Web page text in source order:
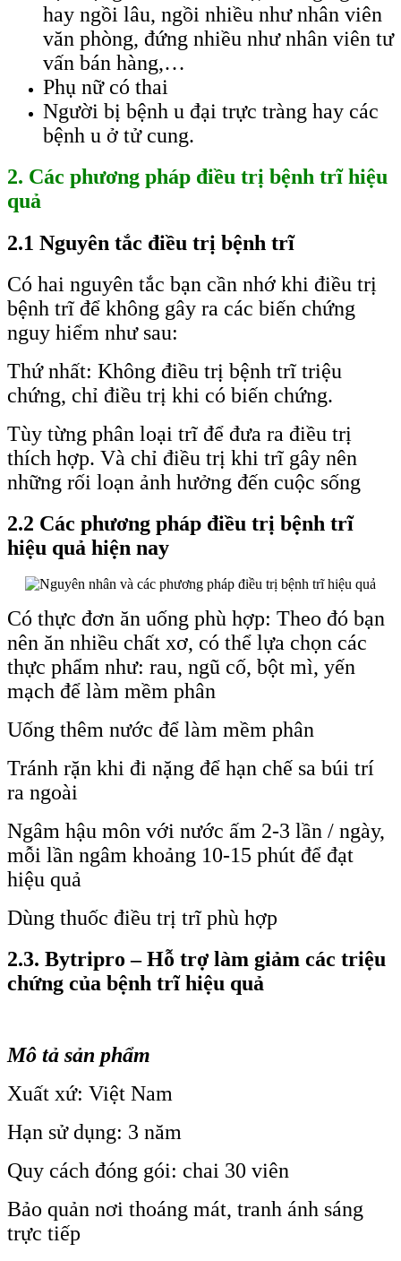
hay ngồi lâu, ngồi nhiều như nhân viên
văn phòng, đứng nhiều như nhân viên tư
vấn bán hàng,…
Phụ nữ có thai
Người bị bệnh u đại trực tràng hay các
bệnh u ở tử cung.
2. Các phương pháp điều trị bệnh trĩ hiệu
quả
2.1 Nguyên tắc điều trị bệnh trĩ
Có hai nguyên tắc bạn cần nhớ khi điều trị
bệnh trĩ để không gây ra các biến chứng
nguy hiểm như sau:
Thứ nhất: Không điều trị bệnh trĩ triệu
chứng, chỉ điều trị khi có biến chứng.
Tùy từng phân loại trĩ để đưa ra điều trị
thích hợp. Và chỉ điều trị khi trĩ gây nên
những rối loạn ảnh hưởng đến cuộc sống
2.2 Các phương pháp điều trị bệnh trĩ
hiệu quả hiện nay
Có thực đơn ăn uống phù hợp: Theo đó bạn
nên ăn nhiều chất xơ, có thể lựa chọn các
thực phẩm như: rau, ngũ cố, bột mì, yến
mạch để làm mềm phân
Uống thêm nước để làm mềm phân
Tránh rặn khi đi nặng để hạn chế sa búi trí
ra ngoài
Ngâm hậu môn với nước ấm 2-3 lần / ngày,
mỗi lần ngâm khoảng 10-15 phút để đạt
hiệu quả
Dùng thuốc điều trị trĩ phù hợp
2.3. Bytripro – Hỗ trợ làm giảm các triệu
chứng của bệnh trĩ hiệu quả
Mô tả sản phẩm
Xuất xứ: Việt Nam
Hạn sử dụng: 3 năm
Quy cách đóng gói: chai 30 viên
Bảo quản nơi thoáng mát, tranh ánh sáng
trực tiếp